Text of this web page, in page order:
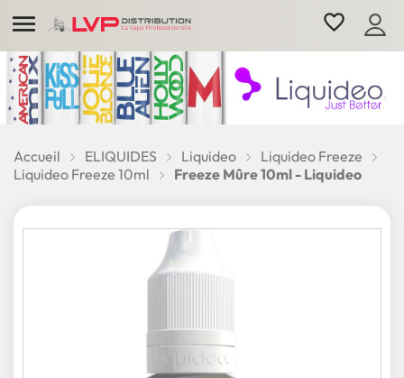
 favorite_border
Accueil ELIQUIDES Liquideo
Liquideo Freeze
Liquideo Freeze 10ml
Freeze Mûre 10ml - Liquideo